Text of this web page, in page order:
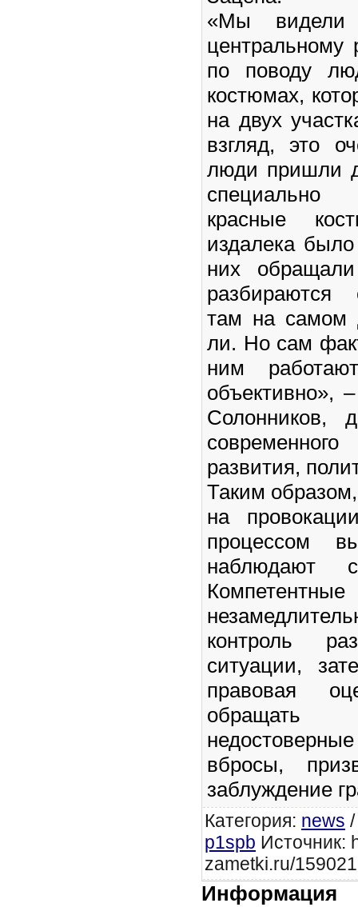
«Мы
центральному
по поводу
костюмах,
на двух
взгляд, это
люди пришли
красные
издалека
них
разбираются
там на самом
ли. Но сам
ним
объективно»,
Солонников,
современного
развития,
Таким
на
процессом
наблюдают
контроль
ситуации,
правовая
обращать
вбросы,
заблуждение
Категория: news
p1spb Источник:
zametki.ru/159021
Информация